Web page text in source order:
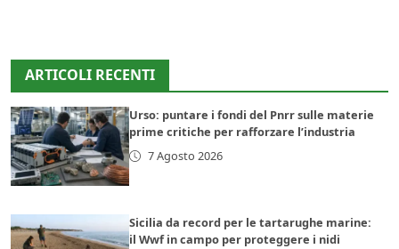
ARTICOLI RECENTI
Urso: puntare i fondi del Pnrr sulle materie
prime critiche per rafforzare l’industria
7 Agosto 2026
Sicilia da record per le tartarughe marine:
il Wwf in campo per proteggere i nidi